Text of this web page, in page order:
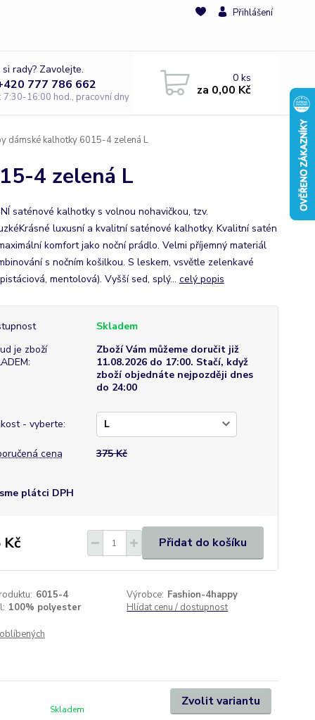
Přihlášení
rady? Zavolejte.
777 786 662
7:30-16:00 hod., pracovní dny
0ks
za 0,00 Kč
dámské kalhotky 6015-4 zelená L
4 zelená L
saténové kalhotky s volnou nohavičkou, tzv.
luxusní a kvalitní saténové kalhotky. Kvalitní satén
komfort jako noční prádlo. Velmi příjemný materiál
s nočním košilkou. S leskem, vsvětle zelenkavé
mentolová). Vyšší sed, splý... celý popis
Skladem
je zboží
Zboží Vám můžeme doručit již
11.08.2026 do 17:00. Stačí, když
zboží objednáte nejpozději dnes
do 24:00
- vyberte:
cena 375 Kč
plátci DPH
Kč Přidat do košíku
6015-4 Výrobce: Fashion-4happy
100% polyester Hlídat cenu / dostupnost
Skladem
Zvolit variantu